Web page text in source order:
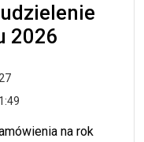
2026
na rok